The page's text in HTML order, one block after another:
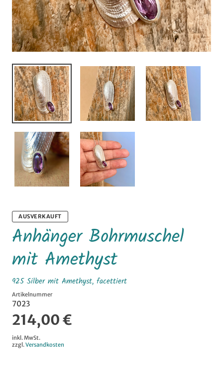
AUSVERKAUFT
Anhänger Bohrmuschel
mit Amethyst
925 Silber mit Amethyst, facettiert
Artikelnummer
7023
214,00 €
inkl. MwSt.
zzgl.Versandkosten